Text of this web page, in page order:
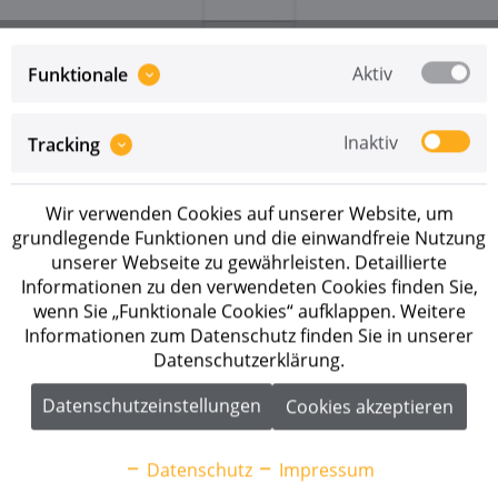
Preise sind erst nach erfolgreicher Registrierung
als
Geschäftskunde sichtbar.
Merken
Artikel-Nr.: 290250
Beschreibung
Sungrow SBH250 Batterieset 25,0 kWh Der Sungrow
SBH250 ist ein modularer...mehr
Funktionale Aktiv
Tracking Inaktiv
Wir verwenden Cookies auf unserer Website, um
grundlegende Funktionen und die einwandfreie Nutzung
unserer Webseite zu gewährleisten. Detaillierte
Informationen zu den verwendeten Cookies finden Sie,
wenn Sie „Funktionale Cookies“ aufklappen. Weitere
Informationen zum Datenschutz finden Sie in unserer
Datenschutzerklärung.
Datenschutzeinstellungen
Cookies akzeptieren
Datenschutz Impressum